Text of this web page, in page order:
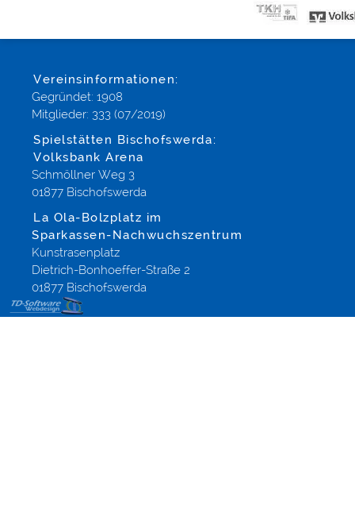
Vereinsinformationen:
Gegründet: 1908
Mitglieder: 333 (07/2019)
Spielstätten Bischofswerda:
Volksbank Arena
Schmöllner Weg 3
01877 Bischofswerda
La Ola-Bolzplatz im
Sparkassen-Nachwuchszentrum
Kunstrasenplatz
Dietrich-Bonhoeffer-Straße 2
01877 Bischofswerda